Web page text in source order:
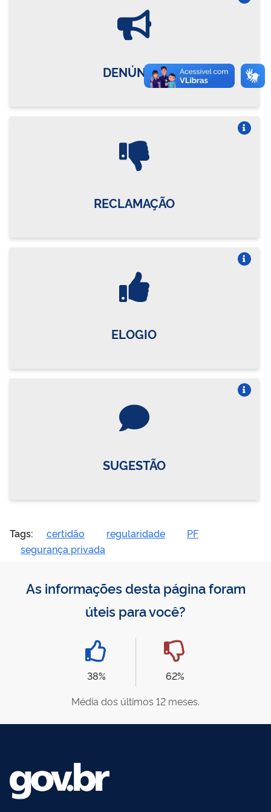
DENÚNCIA
RECLAMAÇÃO
ELOGIO
SUGESTÃO
Tags: certidão regularidade
PF
segurança privada
As informações desta página foram
úteis para você?
38%
62%
Média dos últimos 12 meses.